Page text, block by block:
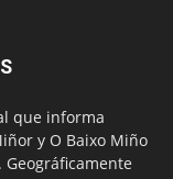
que informa
y O Baixo Miño
Geográficamente